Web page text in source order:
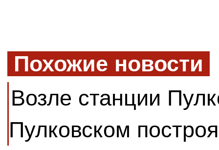
Похожие новости
Возле станции
Пулковском